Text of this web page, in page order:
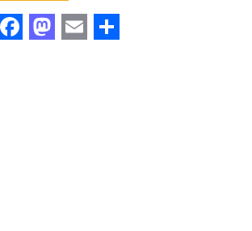
Facebook
Mastodon
Email